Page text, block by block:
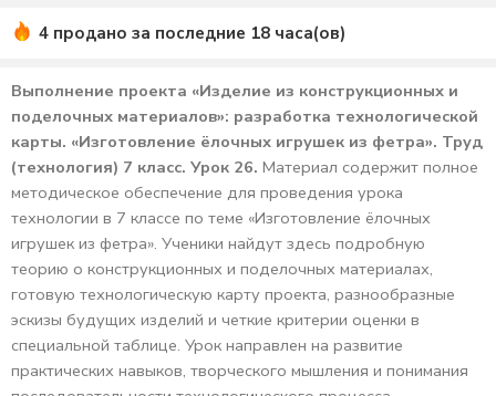
4 продано за последние 18 часа(ов)
Выполнение проекта «Изделие из конструкционных и
поделочных материалов»: разработка технологической
карты. «Изготовление ёлочных игрушек из фетра». Труд
(технология) 7 класс. Урок 26. Материал содержит полное
методическое обеспечение для проведения урока
технологии в 7 классе по теме «Изготовление ёлочных
игрушек из фетра». Ученики найдут здесь подробную
теорию о конструкционных и поделочных материалах,
готовую технологическую карту проекта, разнообразные
эскизы будущих изделий и четкие критерии оценки в
специальной таблице. Урок направлен на развитие
практических навыков, творческого мышления и понимания